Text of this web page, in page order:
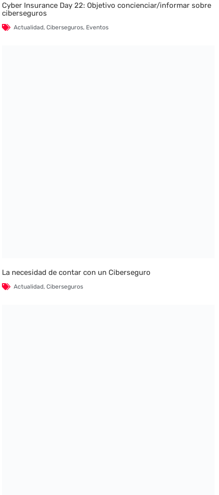
Cyber Insurance Day 22: Objetivo concienciar/informar sobre
ciberseguros
Actualidad,Ciberseguros, Eventos
La necesidad de contar con un Ciberseguro
Actualidad,Ciberseguros